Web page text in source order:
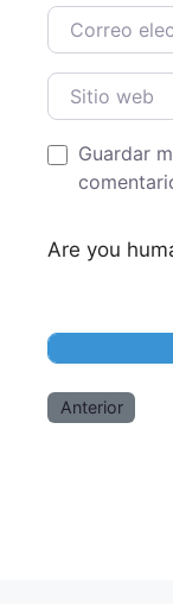
Correo
Sitio web
Guardar
Are you
Anterior